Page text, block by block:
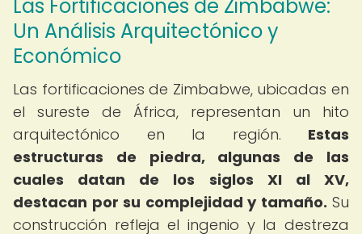
Las Fortificaciones de Zimbabwe:
Un Análisis Arquitectónico y
Económico
Las fortificaciones de Zimbabwe, ubicadas en
el sureste de África, representan un hito
arquitectónico en la región. Estas
estructuras de piedra, algunas de las
cuales datan de los siglos XI al XV,
destacan por su complejidad y tamaño. Su
construcción refleja el ingenio y la destreza